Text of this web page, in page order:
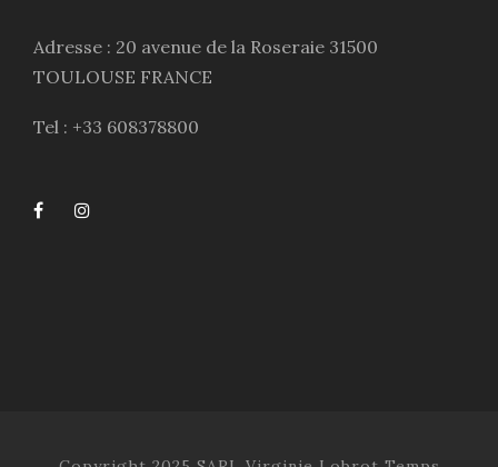
Adresse : 20 avenue de la Roseraie 31500
TOULOUSE FRANCE
Tel : +33 608378800